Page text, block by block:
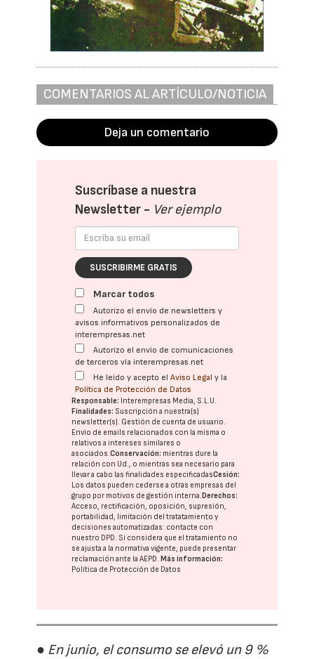
COMENTARIOS AL ARTÍCULO/NOTICIA
Deja un comentario
Suscríbase a nuestra
Newsletter - Ver ejemplo
SUSCRIBIRME GRATIS
Marcar todos
Autorizo el envío de newsletters y
avisos informativos personalizados de
interempresas.net
Autorizo el envío de comunicaciones
de terceros vía interempresas.net
He leído y acepto elAviso Legal y la
Política de Protección de Datos
Responsable: Interempresas Media, S.L.U.
Finalidades: Suscripción a nuestra(s)
newsletter(s). Gestión de cuenta de usuario.
Envío de emails relacionados con la misma o
relativos a intereses similares o
asociados.Conservación: mientras dure la
relación con Ud., o mientras sea necesario para
llevar a cabo las finalidades especificadasCesión:
Los datos pueden cederse a otras empresas del
grupo por motivos de gestión interna.Derechos:
Acceso, rectificación, oposición, supresión,
portabilidad, limitación del tratatamiento y
decisiones automatizadas: contacte con
nuestro DPD. Si considera que el tratamiento no
se ajusta a la normativa vigente, puede presentar
reclamación ante laAEPD.Más información:
Política de Protección de Datos
● En junio, el consumo se elevó un 9 %